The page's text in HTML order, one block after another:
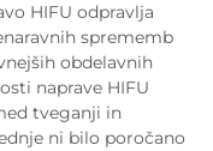
HIFU odpravlja
sprememb
obdelavnih
naprave HIFU
tveganji in
ni bilo poročano